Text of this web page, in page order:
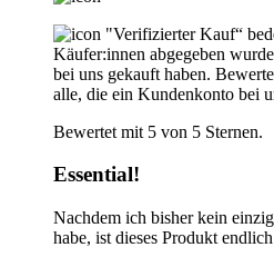
"Verifizierter Kauf“
Käufer:innen abgegeben
bei uns gekauft haben.
alle, die ein Kundenkonto bei
Bewertet mit 5 von 5 Sternen.
Essential!
Nachdem ich bisher kein
habe, ist dieses Produkt